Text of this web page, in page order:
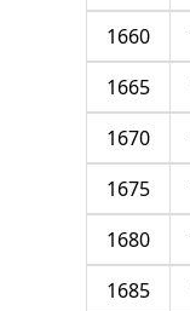
1660
1665
1670
1675
1680
1685